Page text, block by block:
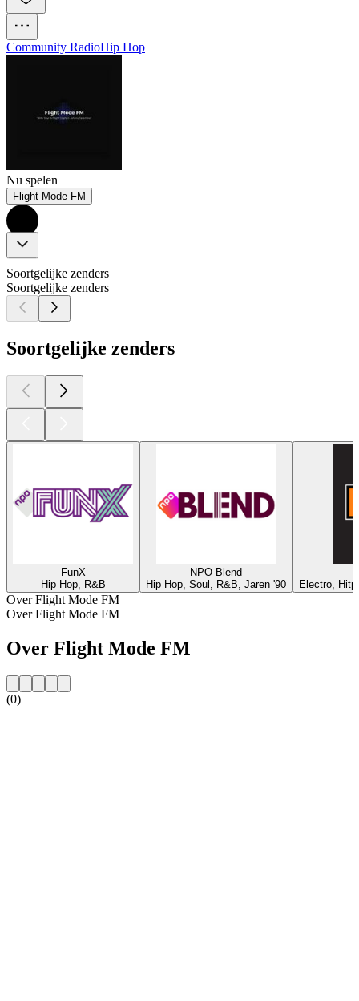
Community RadioHip Hop
Nu spelen
Flight Mode FM
Soortgelijke zenders
Soortgelijke zenders
Soortgelijke zenders
FunX
Hip Hop, R&B
NPO Blend
Hip Hop, Soul, R&B, Jaren '90
Electro,
Over Flight Mode FM
Over Flight Mode FM
Over Flight Mode FM
(0)